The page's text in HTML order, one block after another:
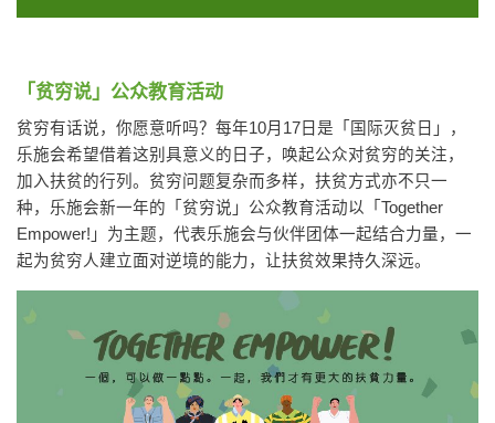
「贫穷说」 公众教育活动
贫穷有话说，你愿意听吗？每年10月17日是「国际灭贫日」，
乐施会希望借着这别具意义的日子，唤起公众对贫穷的关注，
加入扶贫的行列。贫穷问题复杂而多样，扶贫方式亦不只一
种，乐施会新一年的「贫穷说」公众教育活动以「Together
Empower!」为主题，代表乐施会与伙伴团体一起结合力量，一
起为贫穷人建立面对逆境的能力，让扶贫效果持久深远。